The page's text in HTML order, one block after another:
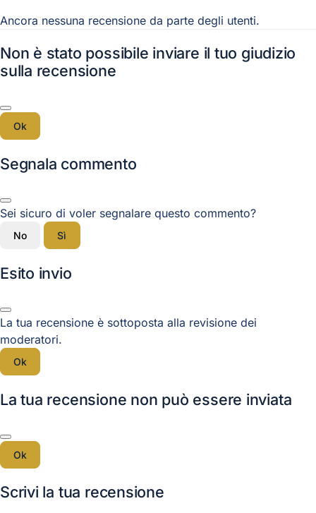
Ancora nessuna recensione da parte degli utenti.
Non è stato possibile inviare il tuo giudizio
sulla recensione
Ok
Segnala commento
Sei sicuro di voler segnalare questo commento?
No Sì
Esito invio
La tua recensione è sottoposta alla revisione dei
moderatori.
Ok
La tua recensione non può essere inviata
Ok
Scrivi la tua recensione